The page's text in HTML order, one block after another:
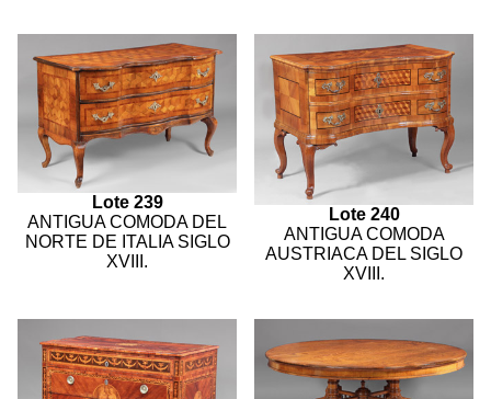
Lote 239
ANTIGUA COMODA DEL
NORTE DE ITALIA SIGLO
XVIII.
Lote 240
ANTIGUA COMODA
AUSTRIACA DEL SIGLO
XVIII.